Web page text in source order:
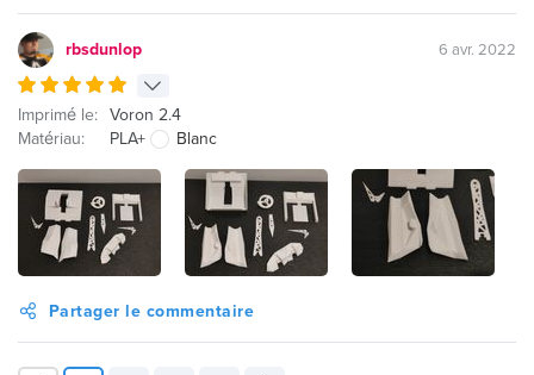
rbsdunlop 6 avr. 2022
Imprimé le: Voron 2.4
Matériau:
PLA+ Blanc
Partager le commentaire